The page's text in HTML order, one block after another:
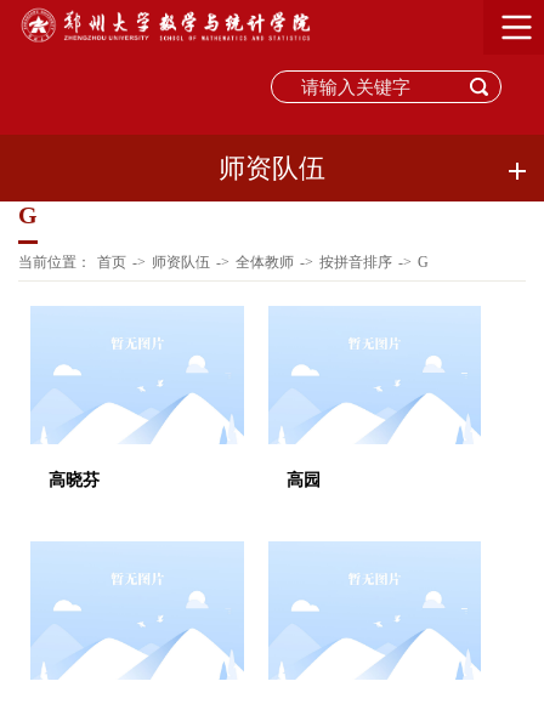
师资队伍
G
当前位置： 首页 -> 师资队伍 -> 全体教师 -> 按拼音排序 -> G
高晓芬 高园